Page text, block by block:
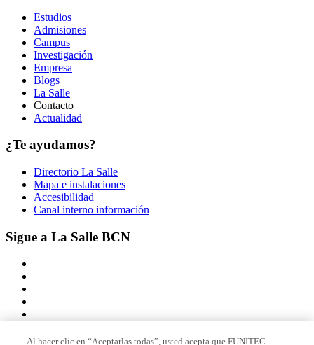
Estudios
Admisiones
Campus
Investigación
Empresa
Blogs
La Salle
Contacto
Actualidad
¿Te ayudamos?
Directorio La Salle
Mapa e instalaciones
Accesibilidad
Canal interno información
Sigue a La Salle BCN
Al hacer clic en “Aceptarlas todas”, usted acepta que FUNITEC